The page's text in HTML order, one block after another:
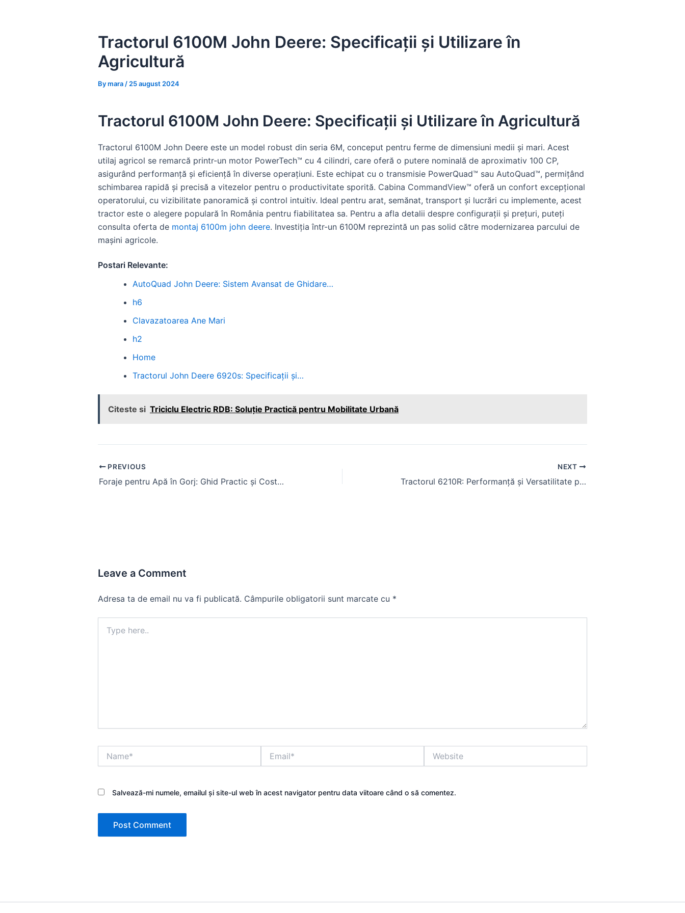
Tractorul 6100M John Deere: Specificații și Utilizare în
Agricultură
Bymara / 25 august 2024
Tractorul 6100M John Deere: Specificații și Utilizare în Agricultură
Tractorul 6100M John Deere este un model robust din seria 6M, conceput pentru ferme de dimensiuni medii și mari. Acest
utilaj agricol se remarcă printr-un motor PowerTech™ cu 4 cilindri, care oferă o putere nominală de aproximativ 100 CP,
asigurând performanță și eficiență în diverse operațiuni. Este echipat cu o transmisie PowerQuad™ sau AutoQuad™, permițând
schimbarea rapidă și precisă a vitezelor pentru o productivitate sporită. Cabina CommandView™ oferă un confort excepțional
operatorului, cu vizibilitate panoramică și control intuitiv. Ideal pentru arat, semănat, transport și lucrări cu implemente, acest
tractor este o alegere populară în România pentru fiabilitatea sa. Pentru a afla detalii despre configurații și prețuri, puteți
consulta oferta de montaj 6100m john deere. Investiția într-un 6100M reprezintă un pas solid către modernizarea parcului de
mașini agricole.
Postari Relevante:
AutoQuad John Deere: Sistem Avansat de Ghidare…
h6
Clavazatoarea Ane Mari
h2
Home
Tractorul John Deere 6920s: Specificații și…
Citeste si Triciclu Electric RDB: Soluție Practică pentru Mobilitate Urbană
Post
navigation
PREVIOUS
Foraje pentru Apă în Gorj: Ghid Practic și Costuri
NEXT
Tractorul 6210R: Performanță și Versatilitate pentru Ferme Mari
Leave a Comment
Adresa ta de email nu va fi publicată. Câmpurile obligatorii sunt marcate cu *
here..
Salvează-mi numele, emailul și site-ul web în acest navigator pentru data viitoare când o să comentez.